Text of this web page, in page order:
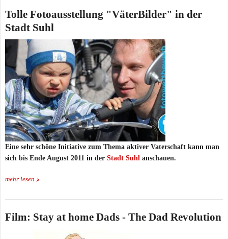
Tolle Fotoausstellung "VäterBilder" in der
Stadt Suhl
Eine sehr schöne Initiative zum Thema aktiver Vaterschaft kann man
sich bis Ende August 2011 in der Stadt Suhl anschauen.
mehr lesen
Film: Stay at home Dads - The Dad Revolution